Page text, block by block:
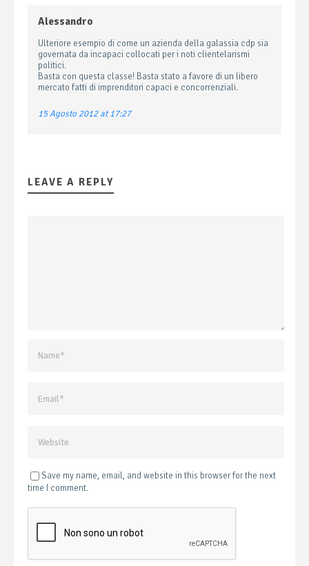
Alessandro
Ulteriore esempio di come un azienda della galassia cdp sia
governata da incapaci collocati per i noti clientelarismi
politici.
Basta con questa classe! Basta stato a favore di un libero
mercato fatti di imprenditori capaci e concorrenziali.
15 Agosto 2012 at 17:27
LEAVE A REPLY
Save my name, email, and website in this browser for the next
time I comment.